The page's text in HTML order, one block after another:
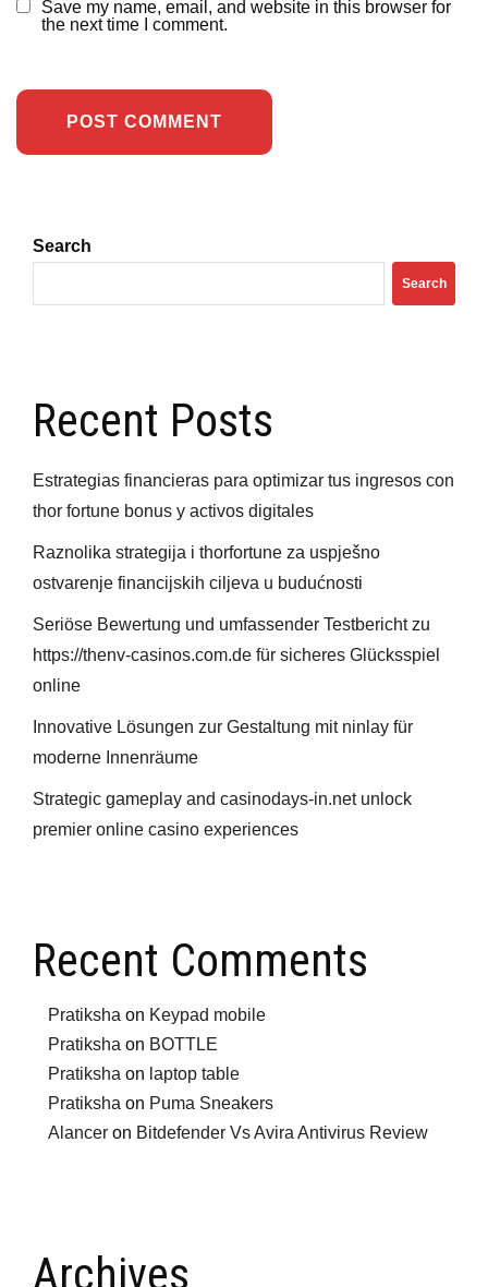
Save my name, email, and website in this browser for
the next time I comment.
Search
Search
Recent Posts
Estrategias financieras para optimizar tus ingresos con
thor fortune bonus y activos digitales
Raznolika strategija i thorfortune za uspješno
ostvarenje financijskih ciljeva u budućnosti
Seriöse Bewertung und umfassender Testbericht zu
https://thenv-casinos.com.de für sicheres Glücksspiel
online
Innovative Lösungen zur Gestaltung mit ninlay für
moderne Innenräume
Strategic gameplay and casinodays-in.net unlock
premier online casino experiences
Recent Comments
Pratiksha on Keypad mobile
Pratiksha on BOTTLE
Pratiksha on laptop table
Pratiksha on Puma Sneakers
Alancer on Bitdefender Vs Avira Antivirus Review
Archives